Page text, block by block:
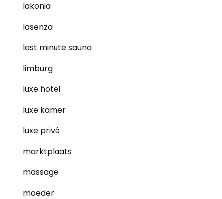
lakonia
lasenza
last minute sauna
limburg
luxe hotel
luxe kamer
luxe privé
marktplaats
massage
moeder